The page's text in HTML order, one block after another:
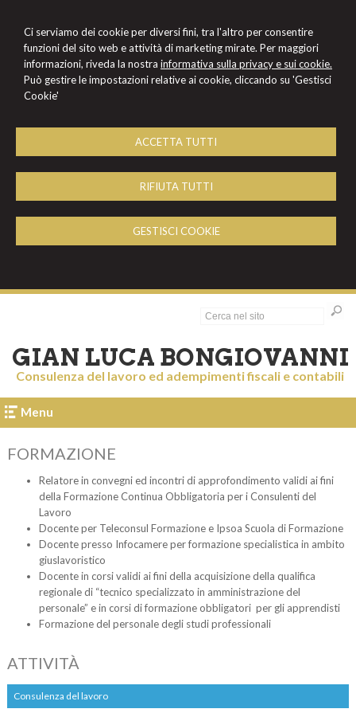
Ci serviamo dei cookie per diversi fini, tra l'altro per consentire
funzioni del sito web e attività di marketing mirate. Per maggiori
informazioni, riveda la nostra informativa sulla privacy e sui cookie.
Può gestire le impostazioni relative ai cookie, cliccando su 'Gestisci
Cookie'
ACCETTA TUTTI
RIFIUTA TUTTI
GESTISCI COOKIE
GIAN LUCA BONGIOVANNI
Consulenza del lavoro ed adempimenti fiscali e contabili
Menu
FORMAZIONE
Relatore in convegni ed incontri di approfondimento validi ai fini
della Formazione Continua Obbligatoria per i Consulenti del
Lavoro
Docente per Teleconsul Formazione e Ipsoa Scuola di Formazione
Docente presso Infocamere per formazione specialistica in ambito
giuslavoristico
Docente in corsi validi ai fini della acquisizione della qualifica
regionale di “tecnico specializzato in amministrazione del
personale” e in corsi di formazione obbligatori per gli apprendisti
Formazione del personale degli studi professionali
ATTIVITÀ
Consulenza del lavoro